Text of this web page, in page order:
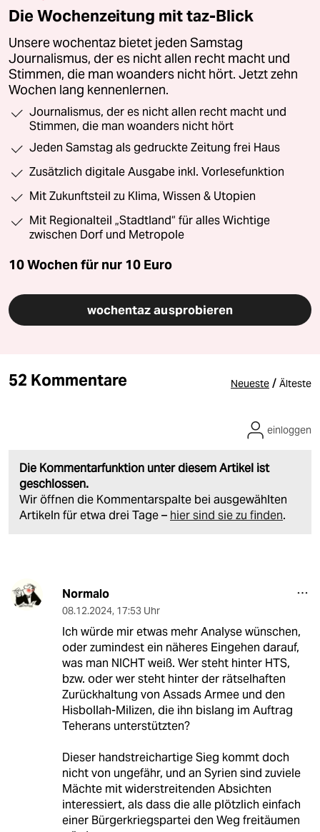
Die Wochenzeitung mit taz-Blick
Unsere wochentaz bietet jeden Samstag
Journalismus, der es nicht allen recht macht und
Stimmen, die man woanders nicht hört. Jetzt zehn
Wochen lang kennenlernen.
Journalismus, der es nicht allen recht macht und
Stimmen, die man woanders nicht hört
Jeden Samstag als gedruckte Zeitung frei Haus
Zusätzlich digitale Ausgabe inkl. Vorlesefunktion
Mit Zukunftsteil zu Klima, Wissen & Utopien
Mit Regionalteil „Stadtland“ für alles Wichtige
zwischen Dorf und Metropole
10 Wochen für nur 10 Euro
wochentaz ausprobieren
52 Kommentare Neueste / Älteste
Die Kommentarfunktion unter diesem Artikel ist
geschlossen.
Wir öffnen die Kommentarspalte bei ausgewählten
Artikeln für etwa drei Tage – hier sind sie zu finden.
einloggen
Normalo
08.12.2024, 17:53 Uhr
Ich würde mir etwas mehr Analyse wünschen,
oder zumindest ein näheres Eingehen darauf,
was man NICHT weiß. Wer steht hinter HTS,
bzw. oder wer steht hinter der rätselhaften
Zurückhaltung von Assads Armee und den
Hisbollah-Milizen, die ihn bislang im Auftrag
Teherans unterstützten?
Dieser handstreichartige Sieg kommt doch
nicht von ungefähr, und an Syrien sind zuviele
Mächte mit widerstreitenden Absichten
interessiert, als dass die alle plötzlich einfach
einer Bürgerkriegspartei den Weg freitäumen